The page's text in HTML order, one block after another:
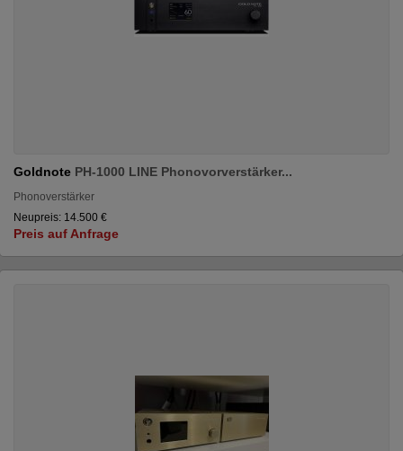
Goldnote PH-1000 LINE Phonovorverstärker...
Phonoverstärker
Neupreis: 14.500 €
Preis auf Anfrage